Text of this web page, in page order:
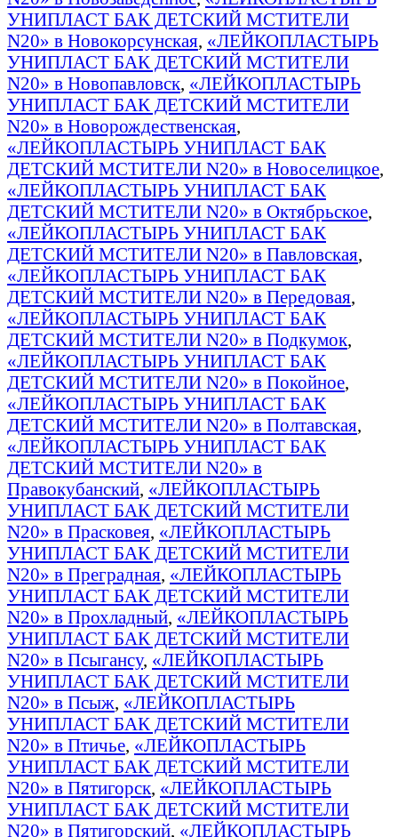
УНИПЛАСТ БАК ДЕТСКИЙ МСТИТЕЛИ
N20» в Новокорсунская, «ЛЕЙКОПЛАСТЫРЬ
УНИПЛАСТ БАК ДЕТСКИЙ МСТИТЕЛИ
N20» в Новопавловск, «ЛЕЙКОПЛАСТЫРЬ
УНИПЛАСТ БАК ДЕТСКИЙ МСТИТЕЛИ
N20» в Новорождественская,
«ЛЕЙКОПЛАСТЫРЬ УНИПЛАСТ БАК
ДЕТСКИЙ МСТИТЕЛИ N20» в Новоселицкое,
«ЛЕЙКОПЛАСТЫРЬ УНИПЛАСТ БАК
ДЕТСКИЙ МСТИТЕЛИ N20» в Октябрьское,
«ЛЕЙКОПЛАСТЫРЬ УНИПЛАСТ БАК
ДЕТСКИЙ МСТИТЕЛИ N20» в Павловская,
«ЛЕЙКОПЛАСТЫРЬ УНИПЛАСТ БАК
ДЕТСКИЙ МСТИТЕЛИ N20» в Передовая,
«ЛЕЙКОПЛАСТЫРЬ УНИПЛАСТ БАК
ДЕТСКИЙ МСТИТЕЛИ N20» в Подкумок,
«ЛЕЙКОПЛАСТЫРЬ УНИПЛАСТ БАК
ДЕТСКИЙ МСТИТЕЛИ N20» в Покойное,
«ЛЕЙКОПЛАСТЫРЬ УНИПЛАСТ БАК
ДЕТСКИЙ МСТИТЕЛИ N20» в Полтавская,
«ЛЕЙКОПЛАСТЫРЬ УНИПЛАСТ БАК
ДЕТСКИЙ МСТИТЕЛИ N20» в
Правокубанский, «ЛЕЙКОПЛАСТЫРЬ
УНИПЛАСТ БАК ДЕТСКИЙ МСТИТЕЛИ
N20» в Прасковея, «ЛЕЙКОПЛАСТЫРЬ
УНИПЛАСТ БАК ДЕТСКИЙ МСТИТЕЛИ
N20» в Преградная, «ЛЕЙКОПЛАСТЫРЬ
УНИПЛАСТ БАК ДЕТСКИЙ МСТИТЕЛИ
N20» в Прохладный, «ЛЕЙКОПЛАСТЫРЬ
УНИПЛАСТ БАК ДЕТСКИЙ МСТИТЕЛИ
N20» в Псыгансу, «ЛЕЙКОПЛАСТЫРЬ
УНИПЛАСТ БАК ДЕТСКИЙ МСТИТЕЛИ
N20» в Псыж, «ЛЕЙКОПЛАСТЫРЬ
УНИПЛАСТ БАК ДЕТСКИЙ МСТИТЕЛИ
N20» в Птичье, «ЛЕЙКОПЛАСТЫРЬ
УНИПЛАСТ БАК ДЕТСКИЙ МСТИТЕЛИ
N20» в Пятигорск, «ЛЕЙКОПЛАСТЫРЬ
УНИПЛАСТ БАК ДЕТСКИЙ МСТИТЕЛИ
N20» в Пятигорский, «ЛЕЙКОПЛАСТЫРЬ